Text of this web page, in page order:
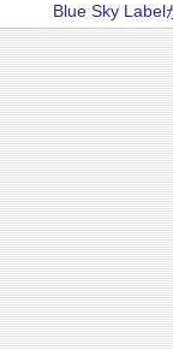
Blue Sky Label